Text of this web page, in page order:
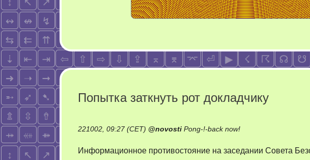
Попытка заткнуть рот докладчику
221002, 09:27 (CET) @novosti Pong-!-back now!on
заткнуть
Информационное противостояние на заседании Совета